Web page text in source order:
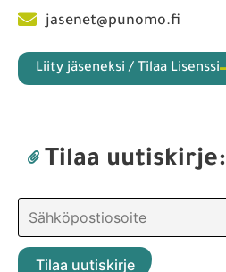
jasenet@punomo.fi
Liity jäseneksi / Tilaa Lisenssi
Tilaa uutiskirje: